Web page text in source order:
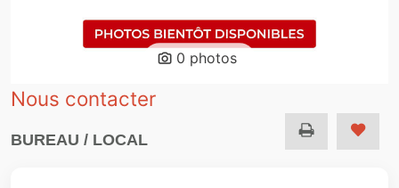
0 photos
Nous contacter
BUREAU / LOCAL